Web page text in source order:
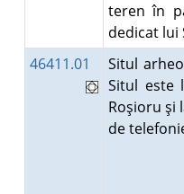
teren în
dedicat lui
46411.01
Situl
Situl este
Roşioru şi
de